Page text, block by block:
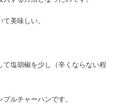
美味しい。
塩胡椒を少し（辛くならない程
ルチャーハンです。